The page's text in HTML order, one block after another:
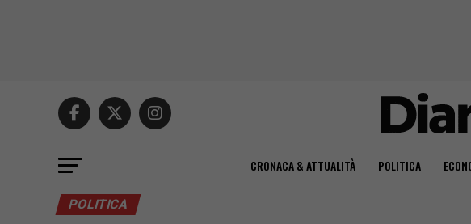
CRONACA & ATTUALITÀ POLITICA
POLITICA